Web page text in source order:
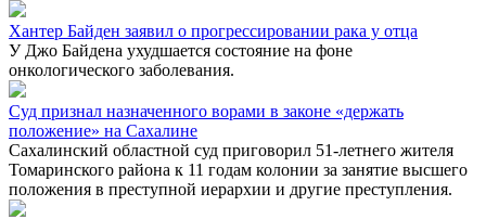
Хантер Байден заявил о прогрессировании рака у отца
У Джо Байдена ухудшается состояние на фоне
онкологического заболевания.
Суд признал назначенного ворами в законе «держать
положение» на Сахалине
Сахалинский областной суд приговорил 51-летнего жителя
Томаринского района к 11 годам колонии за занятие высшего
положения в преступной иерархии и другие преступления.